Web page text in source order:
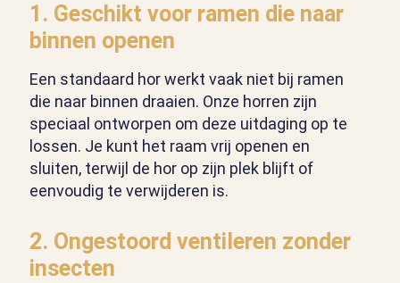
1. Geschikt voor ramen die naar
binnen openen
Een standaard hor werkt vaak niet bij ramen
die naar binnen draaien. Onze horren zijn
speciaal ontworpen om deze uitdaging op te
lossen. Je kunt het raam vrij openen en
sluiten, terwijl de hor op zijn plek blijft of
eenvoudig te verwijderen is.
2. Ongestoord ventileren zonder
insecten